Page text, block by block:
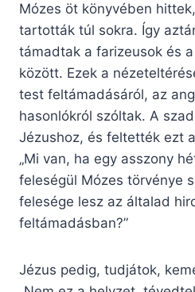
Mózes öt könyvében
tartották túl sokra. Így
támadtak a farizeusok és
között. Ezek a
test feltámadásáról, az
hasonlókról szóltak. A
Jézushoz, és feltették ezt
„Mi van, ha egy asszony
feleségül Mózes törvénye
felesége lesz az általad
feltámadásban?”
Jézus pedig, tudjátok,